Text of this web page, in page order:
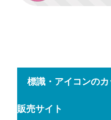
標識・アイコンの
販売サイト